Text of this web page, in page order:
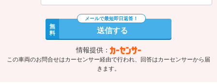
無
料 送信する
情報提供：
この車両のお問合せはカーセンサー経由で行われ、回答はカーセンサーから届
きます。